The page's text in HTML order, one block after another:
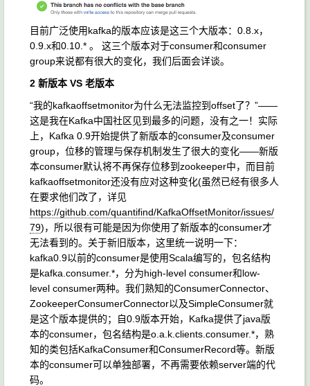
目前广泛使用kafka的版本应该是这三个大版本：0.8.x，
0.9.x和0.10.* 。 这三个版本对于consumer和consumer
group来说都有很大的变化，我们后面会详谈。
2 新版本 VS 老版本
“我的kafkaoffsetmonitor为什么无法监控到offset了？”——
这是我在Kafka中国社区见到最多的问题，没有之一！实际
上，Kafka 0.9开始提供了新版本的consumer及consumer
group，位移的管理与保存机制发生了很大的变化——新版
本consumer默认将不再保存位移到zookeeper中，而目前
kafkaoffsetmonitor还没有应对这种变化(虽然已经有很多人
在要求他们改了，详见
https://github.com/quantifind/KafkaOffsetMonitor/issues/
79)，所以很有可能是因为你使用了新版本的consumer才
无法看到的。关于新旧版本，这里统一说明一下：
kafka0.9以前的consumer是使用Scala编写的，包名结构
是kafka.consumer.*，分为high-level consumer和low-
level consumer两种。我们熟知的ConsumerConnector、
ZookeeperConsumerConnector以及SimpleConsumer就
是这个版本提供的；自0.9版本开始，Kafka提供了java版
本的consumer，包名结构是o.a.k.clients.consumer.*，熟
知的类包括KafkaConsumer和ConsumerRecord等。新版
本的consumer可以单独部署，不再需要依赖server端的代
码。